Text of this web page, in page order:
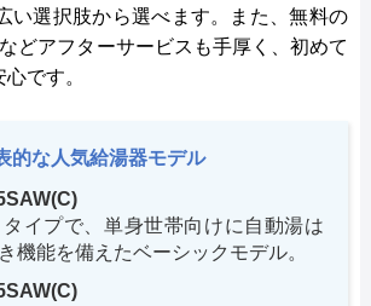
い選択肢から選べます。また、無料の
どアフターサービスも手厚く、初めて
です。
的な人気給湯器モデル
イプで、単身世帯向けに自動湯は
機能を備えたベーシックモデル。